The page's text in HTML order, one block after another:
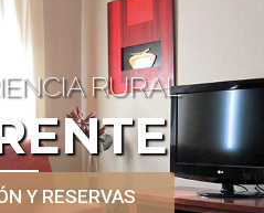
RURAL
Y RESERVAS